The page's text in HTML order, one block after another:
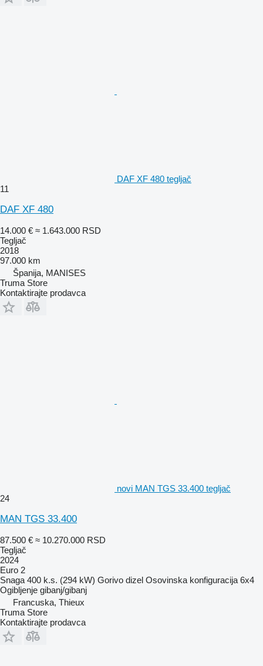
DAF XF 480 tegljač
11
DAF XF 480
14.000 € ≈ 1.643.000 RSD
Tegljač
2018
97.000 km
Španija, MANISES
Truma Store
Kontaktirajte prodavca
novi MAN TGS 33.400 tegljač
24
MAN TGS 33.400
87.500 € ≈ 10.270.000 RSD
Tegljač
2024
Euro 2
Snaga 400 k.s. (294 kW) Gorivo dizel Osovinska konfiguracija 6x4
Ogibljenje gibanj/gibanj
Francuska, Thieux
Truma Store
Kontaktirajte prodavca